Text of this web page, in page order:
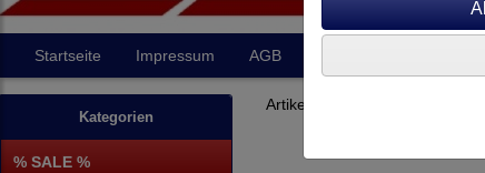
Startseite Impressum AGB
Kategorien
% SALE %
Artikel nach Marken